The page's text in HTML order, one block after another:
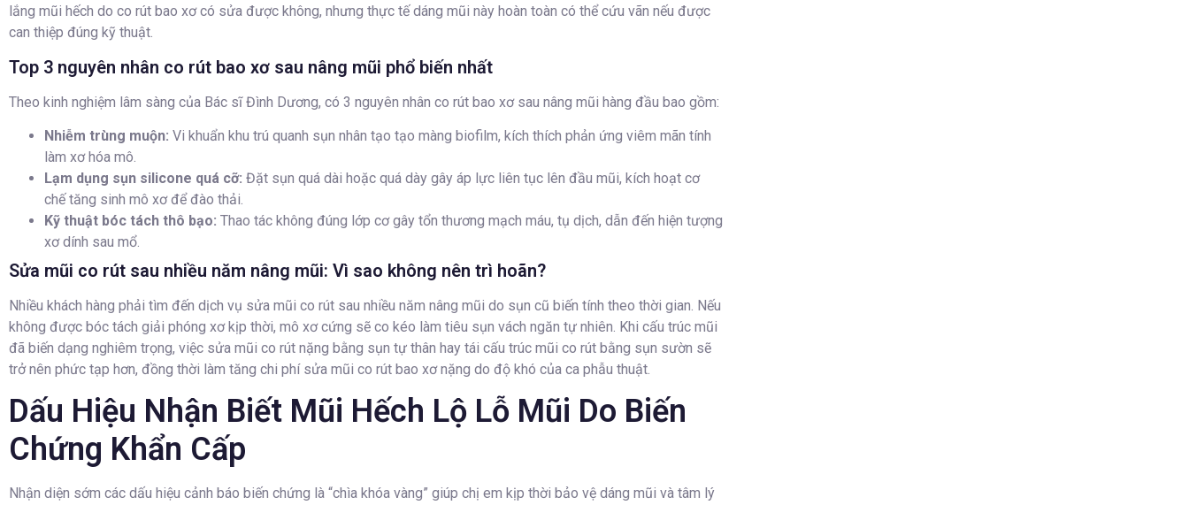
lắng mũi hếch do co rút bao xơ có sửa được không, nhưng thực tế dáng mũi này hoàn toàn có thể cứu vãn nếu được
can thiệp đúng kỹ thuật.
Top 3 nguyên nhân co rút bao xơ sau nâng mũi phổ biến nhất
Theo kinh nghiệm lâm sàng của Bác sĩ Đình Dương, có 3 nguyên nhân co rút bao xơ sau nâng mũi hàng đầu bao gồm:
Nhiễm trùng muộn: Vi khuẩn khu trú quanh sụn nhân tạo tạo màng biofilm, kích thích phản ứng viêm mãn tính
làm xơ hóa mô.
Lạm dụng sụn silicone quá cỡ: Đặt sụn quá dài hoặc quá dày gây áp lực liên tục lên đầu mũi, kích hoạt cơ
chế tăng sinh mô xơ để đào thải.
Kỹ thuật bóc tách thô bạo: Thao tác không đúng lớp cơ gây tổn thương mạch máu, tụ dịch, dẫn đến hiện tượng
xơ dính sau mổ.
Sửa mũi co rút sau nhiều năm nâng mũi: Vì sao không nên trì hoãn?
Nhiều khách hàng phải tìm đến dịch vụ sửa mũi co rút sau nhiều năm nâng mũi do sụn cũ biến tính theo thời gian. Nếu
không được bóc tách giải phóng xơ kịp thời, mô xơ cứng sẽ co kéo làm tiêu sụn vách ngăn tự nhiên. Khi cấu trúc mũi
đã biến dạng nghiêm trọng, việc sửa mũi co rút nặng bằng sụn tự thân hay tái cấu trúc mũi co rút bằng sụn sườn sẽ
trở nên phức tạp hơn, đồng thời làm tăng chi phí sửa mũi co rút bao xơ nặng do độ khó của ca phẫu thuật.
Dấu Hiệu Nhận Biết Mũi Hếch Lộ Lỗ Mũi Do Biến
Chứng Khẩn Cấp
Nhận diện sớm các dấu hiệu cảnh báo biến chứng là “chìa khóa vàng” giúp chị em kịp thời bảo vệ dáng mũi và tâm lý